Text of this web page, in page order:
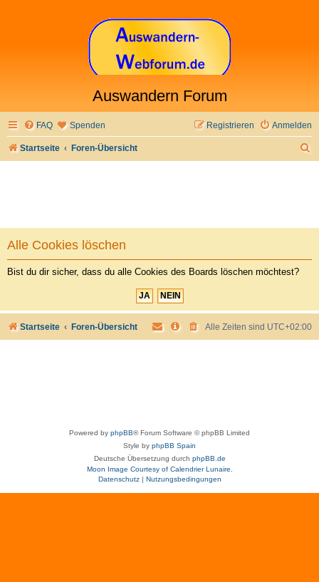
Auswandern Forum
FAQ Spenden Anmelden
Registrieren
Startseite Foren-Übersicht
Alle Cookies löschen
Bist du dir sicher, dass du alle Cookies des Boards löschen möchtest?
Startseite Foren-Übersicht Alle Zeiten sind UTC+02:00
Powered by phpBB® Forum Software © phpBB Limited
Style by phpBB Spain
Deutsche Übersetzung durch phpBB.de
Moon Image Courtesy of Calendrier Lunaire.
Datenschutz| Nutzungsbedingungen